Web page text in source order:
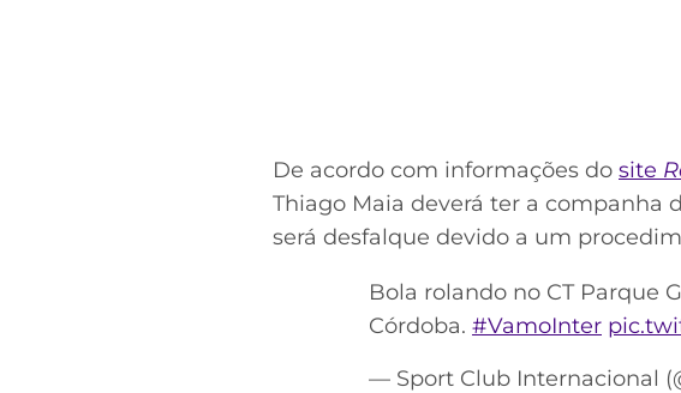
De acordo com informações do site
Thiago Maia deverá ter a companha
será desfalque devido a um
Bola rolando no CT Parque
Córdoba. #VamoInter
— Sport Club Internacional